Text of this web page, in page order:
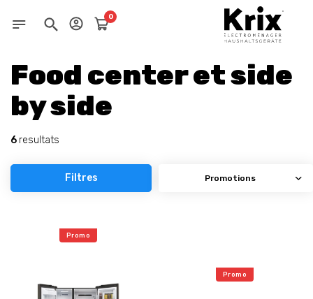
0
Food center et side
by side
6 resultats
Filtres
Promo
Promo